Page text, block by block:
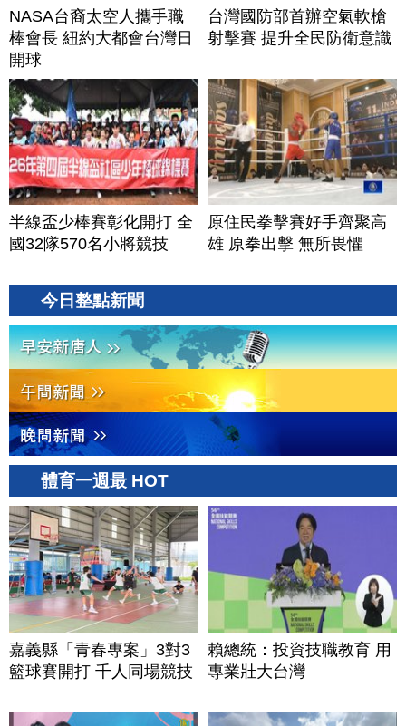
NASA台裔太空人攜手職
棒會長 紐約大都會台灣日
開球
台灣國防部首辦空氣軟槍
射擊賽 提升全民防衛意識
半線盃少棒賽彰化開打 全
國32隊570名小將競技
原住民拳擊賽好手齊聚高
雄 原拳出擊 無所畏懼
今日整點新聞
體育一週最 HOT
嘉義縣「青春專案」3對3
籃球賽開打 千人同場競技
賴總統：投資技職教育 用
專業壯大台灣